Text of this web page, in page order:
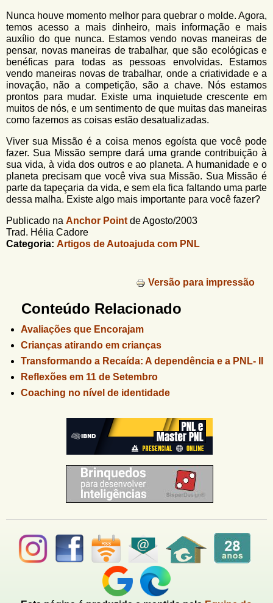
Nunca houve momento melhor para quebrar o molde. Agora,
temos acesso a mais dinheiro, mais informação e mais
auxílio do que nunca. Estamos vendo novas maneiras de
pensar, novas maneiras de trabalhar, que são ecológicas e
benéficas para todas as pessoas envolvidas. Estamos
vendo maneiras novas de trabalhar, onde a criatividade e a
inovação, não a competição, são a chave. Nós estamos
prontos para mudar. Existe uma inquietude crescente em
muitos de nós, e um sentimento de que muitas das maneiras
como fazemos as coisas estão desatualizadas.
Viver sua Missão é a coisa menos egoísta que você pode
fazer. Sua Missão sempre dará uma grande contribuição à
sua vida, à vida dos outros e ao planeta. A humanidade e o
planeta precisam que você viva sua Missão. Sua Missão é
parte da tapeçaria da vida, e sem ela fica faltando uma parte
dessa malha. Existe algo mais importante para você fazer?
Publicado na Anchor Point de Agosto/2003
Trad. Hélia Cadore
Categoria: Artigos de Autoajuda com PNL
Versão para impressão
Conteúdo Relacionado
Avaliações que Encorajam
Crianças atirando em crianças
Transformando a Recaída: A dependência e a PNL- II
Reflexões em 11 de Setembro
Coaching no nível de identidade